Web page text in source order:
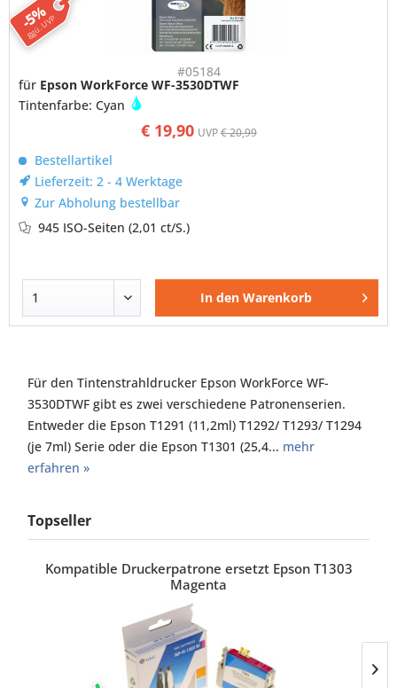
-5%
ggü. UVP
#05184
€ 19,90 UVP€ 20,99
für Epson WorkForce WF-3530DTWF
Tintenfarbe: Cyan
Bestellartikel
Lieferzeit: 2 - 4 Werktage
Zur Abholung bestellbar
945 ISO-Seiten(2,01 ct/S.)
In den Warenkorb
Für den Tintenstrahldrucker Epson WorkForce WF-
3530DTWF gibt es zwei verschiedene Patronenserien.
Entweder die Epson T1291 (11,2ml) T1292/ T1293/ T1294
(je 7ml) Serie oder die Epson T1301 (25,4... mehr
erfahren »
Topseller
Kompatible Druckerpatrone ersetzt Epson T1303
Magenta